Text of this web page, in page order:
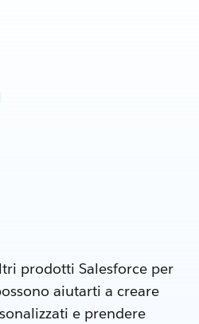
prodotti Salesforce per
aiutarti a creare
e prendere